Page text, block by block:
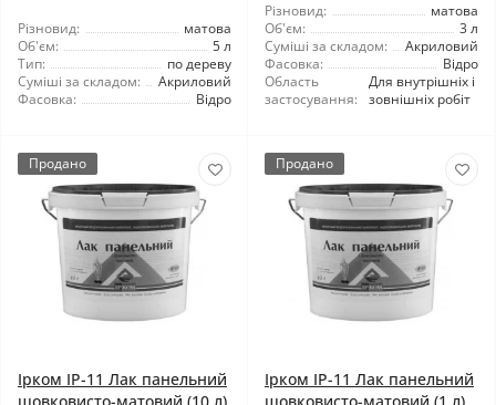
Різновид:
матова
Об'єм:
5 л
Тип:
по дереву
Суміші за складом:
Акриловий
Фасовка:
Відро
Різновид:
матова
Об'єм:
3 л
Суміші за складом:
Акриловий
Фасовка:
Відро
Область
застосування:
Для внутрішніх і
зовнішніх робіт
Продано
Ірком ІР-11 Лак панельний
Продано
Ірком ІР-11 Лак панельний